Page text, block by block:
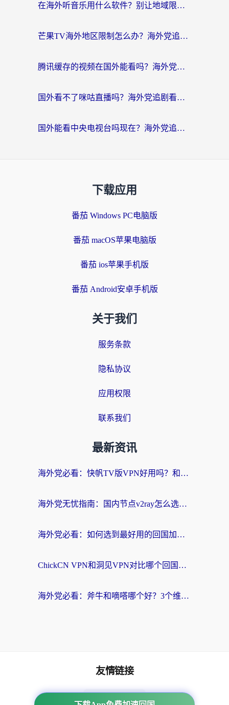
在海外听音乐用什么软件？别让地域限制断了你的华语歌单
芒果TV海外地区限制怎么办？海外党追剧看片的实用加速器选择指南
腾讯缓存的视频在国外能看吗？海外党追剧看片的终极解决方案
国外看不了咪咕直播吗？海外党追剧看片的加速器选择指南
国外能看中央电视台吗现在？海外党追剧看央视的实用指南
下载应用
番茄 Windows PC电脑版
番茄 macOS苹果电脑版
番茄 ios苹果手机版
番茄 Android安卓手机版
关于我们
服务条款
隐私协议
应用权限
联系我们
最新资讯
海外党必看：快帆TV版VPN好用吗？和快游VPN对比哪个回国效果更好？附实用避坑指南
海外党无忧指南：国内节点v2ray怎么选？一键回国VPN+多场景实测帮你避坑
海外党必看：如何选到最好用的回国加速器？从节点到售后的全维度指南
ChickCN VPN和洞见VPN对比哪个回国效果更好？海外党亲测3款加速器+避坑指南
海外党必看：斧牛和嘀嗒哪个好？3个维度教你选对回国加速器
友情链接
番茄加速器